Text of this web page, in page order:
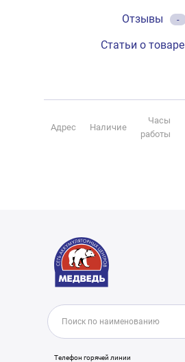
Отзывы
-
Статьи о товаре
Адрес Наличие
Часы
работы
Телефон горячей линии